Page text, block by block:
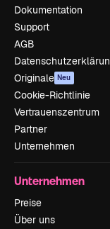
Dokumentation
Support
AGB
Originale Neu
Cookie-Richtlinie
Vertrauenszentrum
Partner
Unternehmen
Unternehmen
Preise
Über uns